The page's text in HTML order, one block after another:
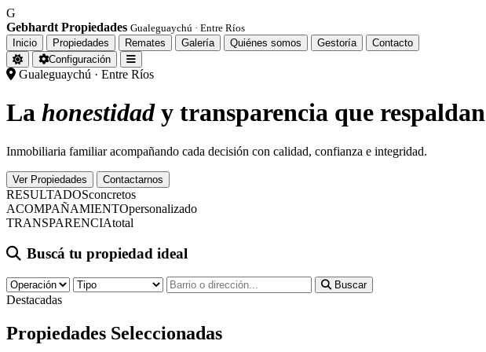
G
Gebhardt Propiedades Gualeguaychú · Entre Ríos
Inicio
Propiedades Remates Galería Quiénes somos Gestoría
Contacto
Configuración
Gualeguaychú · Entre Ríos
La honestidady transparencia que respaldan
Inmobiliaria familiar acompañando cada decisión con calidad, confianza e integridad.
Ver Propiedades Contactarnos
RESULTADOSconcretos
ACOMPAÑAMIENTOpersonalizado
TRANSPARENCIAtotal
Buscá tu propiedad ideal
Buscar
Destacadas
Propiedades Seleccionadas